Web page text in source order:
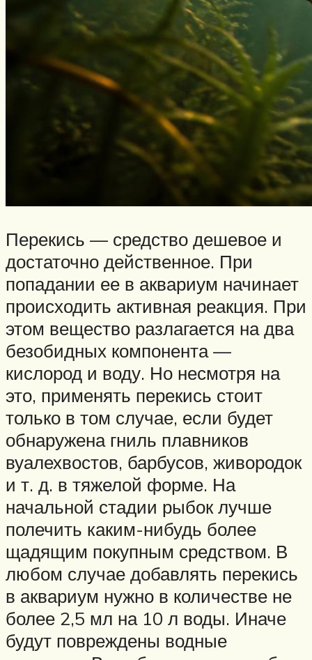
Перекись — средство дешевое и
достаточно действенное. При
попадании ее в аквариум начинает
происходить активная реакция. При
этом вещество разлагается на два
безобидных компонента —
кислород и воду. Но несмотря на
это, применять перекись стоит
только в том случае, если будет
обнаружена гниль плавников
вуалехвостов, барбусов, живородок
и т. д. в тяжелой форме. На
начальной стадии рыбок лучше
полечить каким-нибудь более
щадящим покупным средством. В
любом случае добавлять перекись
в аквариум нужно в количестве не
более 2,5 мл на 10 л воды. Иначе
будут повреждены водные